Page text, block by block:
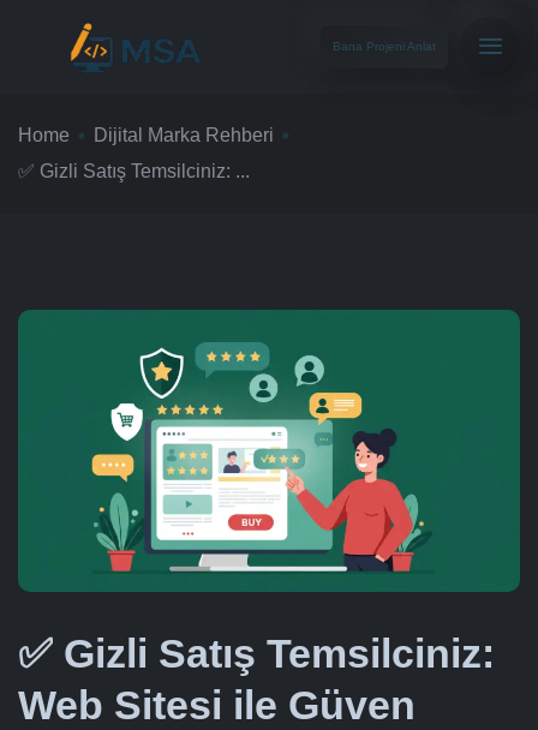
Bana Projeni Anlat
Home
Dijital Marka Rehberi
✅ Gizli Satış Temsilciniz: ...
✅ Gizli Satış Temsilciniz:
Web Sitesi ile Güven